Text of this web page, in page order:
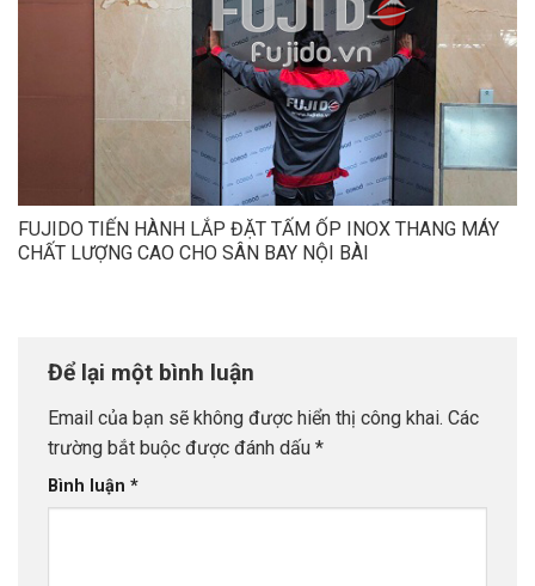
FUJIDO TIẾN HÀNH LẮP ĐẶT TẤM ỐP INOX THANG MÁY
CHẤT LƯỢNG CAO CHO SÂN BAY NỘI BÀI
Để lại một bình luận
Email của bạn sẽ không được hiển thị công khai. Các
trường bắt buộc được đánh dấu *
Bình luận *